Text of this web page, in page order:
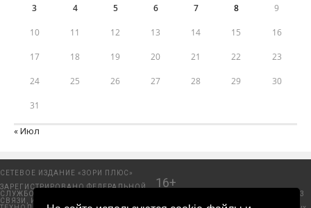
3 4 5 6 7 8 9
10 11 12 13 14 15 16
17 18 19 20 21 22 23
24 25 26 27 28 29 30
31
« Июл
СЕТЕВОЕ ИЗДАНИЕ «ЗОРИ ПЛЮС»
ЗАРЕГИСТРИРОВАНО ФЕДЕРАЛЬНОЙ
СЛУЖБОЙ ПО НАДЗОРУ В СФЕРЕ
СВЯЗИ, ИНФОРМАЦИОННЫХ
16+
Добрянский городской портал. © 2006 - 2023